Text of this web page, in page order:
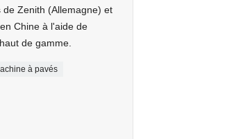
Zenith (Allemagne) et
Chine à l'aide de
de gamme.
à pavés